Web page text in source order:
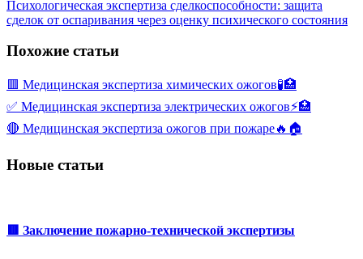
Психологическая экспертиза сделкоспособности: защита
сделок от оспаривания через оценку психического состояния
Похожие статьи
🟥 Медицинская экспертиза химических ожогов🧪🏥
✅ Медицинская экспертиза электрических ожогов⚡🏥
🔴 Медицинская экспертиза ожогов при пожаре🔥🏠
Новые статьи
🟥 Заключение пожарно-технической экспертизы